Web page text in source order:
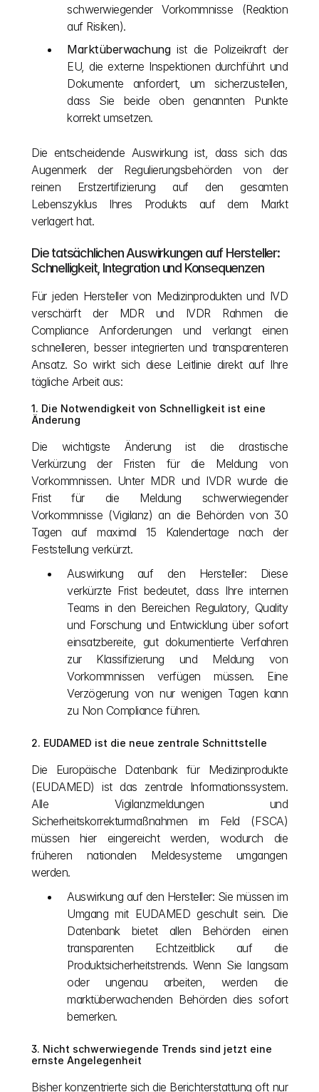
schwerwiegender Vorkommnisse (Reaktion
auf Risiken).
Marktüberwachung ist die Polizeikraft der
EU, die externe Inspektionen durchführt und
Dokumente anfordert, um sicherzustellen,
dass Sie beide oben genannten Punkte
korrekt umsetzen.
Die entscheidende Auswirkung ist, dass sich das
Augenmerk der Regulierungsbehörden von der
reinen Erstzertifizierung auf den gesamten
Lebenszyklus Ihres Produkts auf dem Markt
verlagert hat.
Die tatsächlichen Auswirkungen auf Hersteller:
Schnelligkeit, Integration und Konsequenzen
Für jeden Hersteller von Medizinprodukten und IVD
verschärft der MDR und IVDR Rahmen die
Compliance Anforderungen und verlangt einen
schnelleren, besser integrierten und transparenteren
Ansatz. So wirkt sich diese Leitlinie direkt auf Ihre
tägliche Arbeit aus:
1. Die Notwendigkeit von Schnelligkeit ist eine
Änderung
Die wichtigste Änderung ist die drastische
Verkürzung der Fristen für die Meldung von
Vorkommnissen. Unter MDR und IVDR wurde die
Frist für die Meldung schwerwiegender
Vorkommnisse (Vigilanz) an die Behörden von 30
Tagen auf maximal 15 Kalendertage nach der
Feststellung verkürzt.
Auswirkung auf den Hersteller: Diese
verkürzte Frist bedeutet, dass Ihre internen
Teams in den Bereichen Regulatory, Quality
und Forschung und Entwicklung über sofort
einsatzbereite, gut dokumentierte Verfahren
zur Klassifizierung und Meldung von
Vorkommnissen verfügen müssen. Eine
Verzögerung von nur wenigen Tagen kann
zu Non Compliance führen.
2. EUDAMED ist die neue zentrale Schnittstelle
Die Europäische Datenbank für Medizinprodukte
(EUDAMED) ist das zentrale Informationssystem.
Alle Vigilanzmeldungen und
Sicherheitskorrekturmaßnahmen im Feld (FSCA)
müssen hier eingereicht werden, wodurch die
früheren nationalen Meldesysteme umgangen
werden.
Auswirkung auf den Hersteller: Sie müssen im
Umgang mit EUDAMED geschult sein. Die
Datenbank bietet allen Behörden einen
transparenten Echtzeitblick auf die
Produktsicherheitstrends. Wenn Sie langsam
oder ungenau arbeiten, werden die
marktüberwachenden Behörden dies sofort
bemerken.
3. Nicht schwerwiegende Trends sind jetzt eine
ernste Angelegenheit
Bisher konzentrierte sich die Berichterstattung oft nur